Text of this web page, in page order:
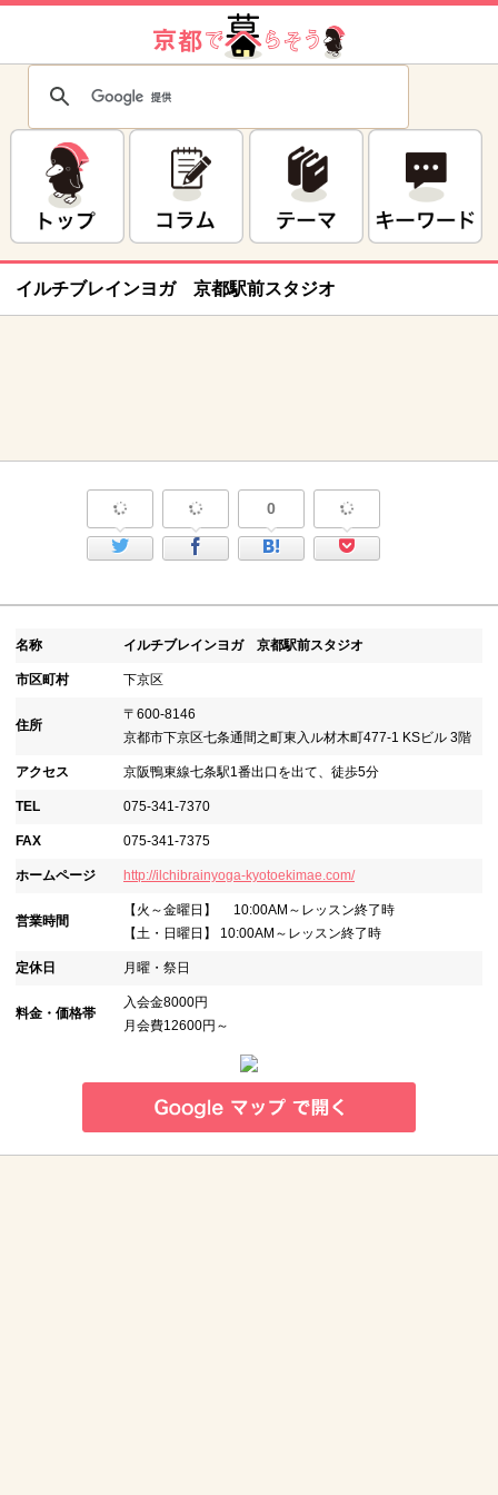
イルチブレインヨガ 京都駅前スタジオ
0
名称 イルチブレインヨガ 京都駅前スタジオ
市区町村 下京区
住所
〒600-8146
京都市下京区七条通間之町東入ル材木町477-1 KSビル 3階
アクセス 京阪鴨東線七条駅1番出口を出て、徒歩5分
TEL 075-341-7370
FAX 075-341-7375
ホームページ http://ilchibrainyoga-kyotoekimae.com/
営業時間
【火～金曜日】 10:00AM～レッスン終了時
【土・日曜日】 10:00AM～レッスン終了時
定休日 月曜・祭日
料金・価格帯
入会金8000円
月会費12600円～